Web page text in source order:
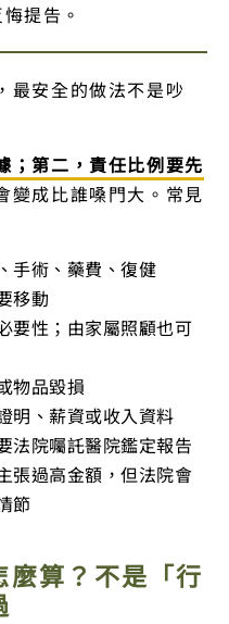
提告。
最安全的做法不是吵
；第二，責任比例要先
變成比誰嗓門大。常見
手術、藥費、復健
移動
要性；由家屬照顧也可
物品毀損
明、薪資或收入資料
法院囑託醫院鑑定報告
張過高金額，但法院會
節
算？不是「行